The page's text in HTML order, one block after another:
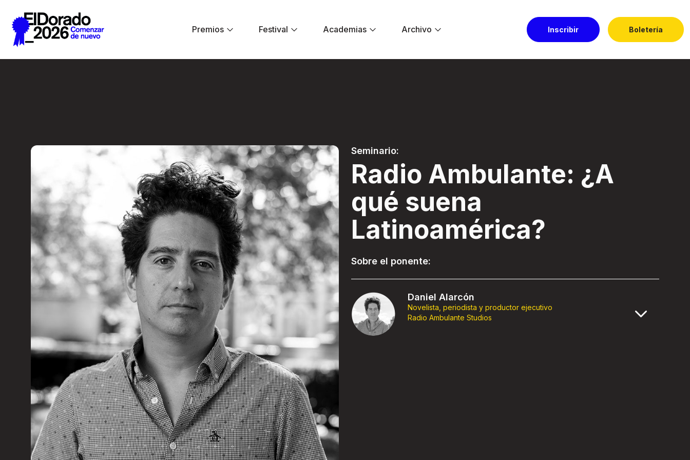
Premios
Festival Academias Archivo Inscribir Boletería
Seminario:
Radio Ambulante: ¿A
qué suena
Latinoamérica?
Sobre el ponente:
Daniel Alarcón
Novelista, periodista y productor ejecutivo
Radio Ambulante Studios